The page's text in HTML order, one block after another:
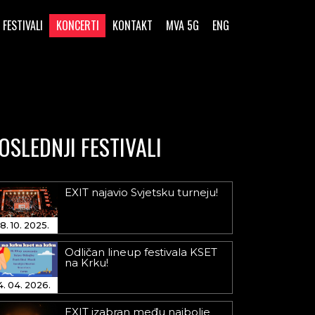
FESTIVALI KONCERTI KONTAKT MVA 5G ENG
FESTIVALI
10. 2025.
EXIT najavio Svjetsku turneju!
04. 2026.
Odličan lineup festivala KSET
na Krku!
EXIT izabran među najbolje